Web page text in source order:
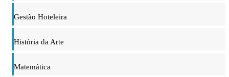
Gestão Hoteleira
História da Arte
Matemática